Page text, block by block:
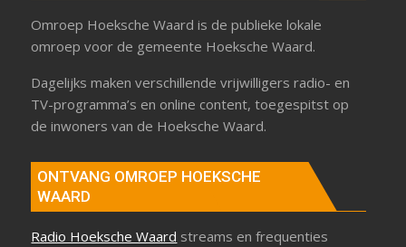
Omroep Hoeksche Waard is de publieke lokale
omroep voor de gemeente Hoeksche Waard.
Dagelijks maken verschillende vrijwilligers radio- en
TV-programma’s en online content, toegespitst op
de inwoners van de Hoeksche Waard.
ONTVANG OMROEP HOEKSCHE
WAARD
Radio Hoeksche Waard streams en frequenties